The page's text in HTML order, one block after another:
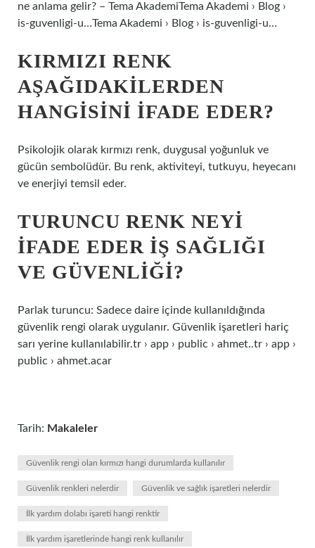
ne anlama gelir? – Tema AkademiTema Akademi › Blog ›
is-guvenligi-u…Tema Akademi › Blog › is-guvenligi-u…
KIRMIZI RENK
AŞAĞIDAKILERDEN
HANGISINI IFADE EDER?
Psikolojik olarak kırmızı renk, duygusal yoğunluk ve
gücün sembolüdür. Bu renk, aktiviteyi, tutkuyu, heyecanı
ve enerjiyi temsil eder.
TURUNCU RENK NEYI
IFADE EDER IŞ SAĞLIĞI
VE GÜVENLIĞI?
Parlak turuncu: Sadece daire içinde kullanıldığında
güvenlik rengi olarak uygulanır. Güvenlik işaretleri hariç
sarı yerine kullanılabilir.tr › app › public › ahmet..tr › app ›
public › ahmet.acar
Tarih: Makaleler
Güvenlik rengi olan kırmızı hangi durumlarda kullanılır
Güvenlik renkleri nelerdir Güvenlik ve sağlık işaretleri nelerdir
İlk yardım dolabı işareti hangi renktir
İlk yardım işaretlerinde hangi renk kullanılır